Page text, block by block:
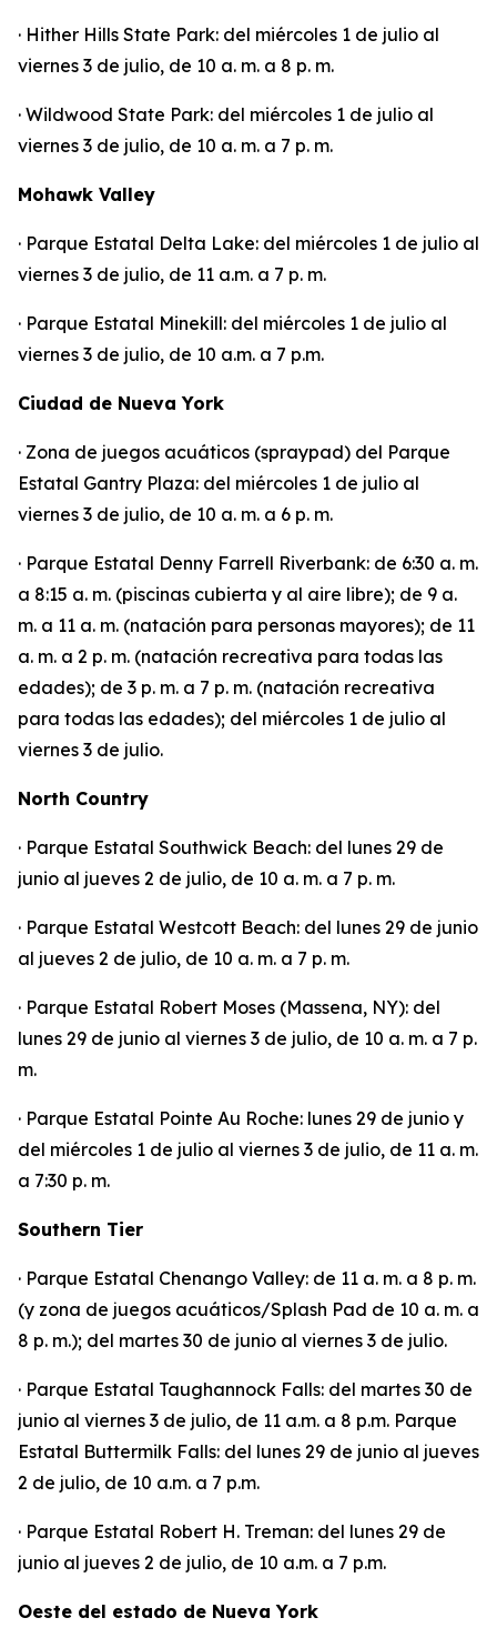
· Hither Hills State Park: del miércoles 1 de julio al
viernes 3 de julio, de 10 a. m. a 8 p. m.
· Wildwood State Park: del miércoles 1 de julio al
viernes 3 de julio, de 10 a. m. a 7 p. m.
Mohawk Valley
· Parque Estatal Delta Lake: del miércoles 1 de julio al
viernes 3 de julio, de 11 a.m. a 7 p. m.
· Parque Estatal Minekill: del miércoles 1 de julio al
viernes 3 de julio, de 10 a.m. a 7 p.m.
Ciudad de Nueva York
· Zona de juegos acuáticos (spraypad) del Parque
Estatal Gantry Plaza: del miércoles 1 de julio al
viernes 3 de julio, de 10 a. m. a 6 p. m.
· Parque Estatal Denny Farrell Riverbank: de 6:30 a. m.
a 8:15 a. m. (piscinas cubierta y al aire libre); de 9 a.
m. a 11 a. m. (natación para personas mayores); de 11
a. m. a 2 p. m. (natación recreativa para todas las
edades); de 3 p. m. a 7 p. m. (natación recreativa
para todas las edades); del miércoles 1 de julio al
viernes 3 de julio.
North Country
· Parque Estatal Southwick Beach: del lunes 29 de
junio al jueves 2 de julio, de 10 a. m. a 7 p. m.
· Parque Estatal Westcott Beach: del lunes 29 de junio
al jueves 2 de julio, de 10 a. m. a 7 p. m.
· Parque Estatal Robert Moses (Massena, NY): del
lunes 29 de junio al viernes 3 de julio, de 10 a. m. a 7 p.
m.
· Parque Estatal Pointe Au Roche: lunes 29 de junio y
del miércoles 1 de julio al viernes 3 de julio, de 11 a. m.
a 7:30 p. m.
Southern Tier
· Parque Estatal Chenango Valley: de 11 a. m. a 8 p. m.
(y zona de juegos acuáticos/Splash Pad de 10 a. m. a
8 p. m.); del martes 30 de junio al viernes 3 de julio.
· Parque Estatal Taughannock Falls: del martes 30 de
junio al viernes 3 de julio, de 11 a.m. a 8 p.m. Parque
Estatal Buttermilk Falls: del lunes 29 de junio al jueves
2 de julio, de 10 a.m. a 7 p.m.
· Parque Estatal Robert H. Treman: del lunes 29 de
junio al jueves 2 de julio, de 10 a.m. a 7 p.m.
Oeste del estado de Nueva York